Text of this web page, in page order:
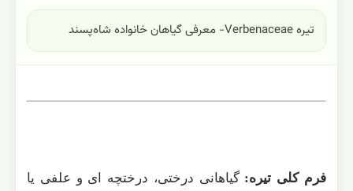
تیره Verbenaceae- معرفی گیاهان خانواده شاه‌پسند
فرم کلی تیره:گیاهانی درختی، درختچه ای و علفی یا